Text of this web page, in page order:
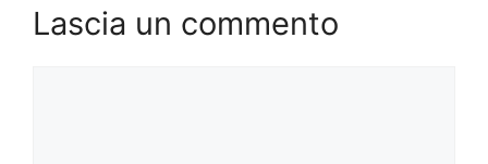
Lascia un commento